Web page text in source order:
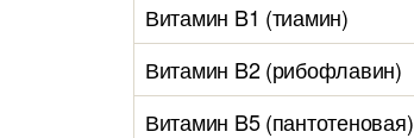
Витамин B1 (тиамин)
Витамин B2 (рибофлавин)
Витамин B5 (пантотеновая)